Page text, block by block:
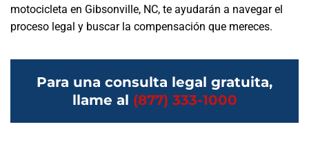
motocicleta en Gibsonville, NC, te ayudarán a navegar el
proceso legal y buscar la compensación que mereces.
Para una consulta legal gratuita,
llame al (877) 333-1000